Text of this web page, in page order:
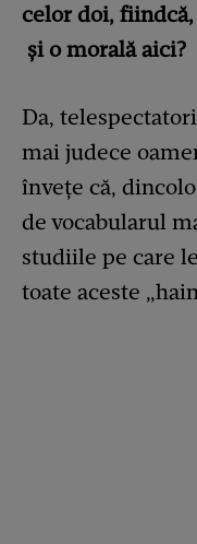
celor doi,
și o morală aici?
Da,
mai judece
învețe că,
de vocabularul
studiile pe care
toate aceste